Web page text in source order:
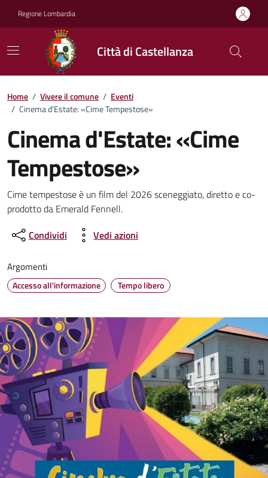
Regione Lombardia
Città di Castellanza
Home / Vivere il comune / Eventi
/ Cinema d'Estate: «Cime Tempestose»
Cinema d'Estate: «Cime
Tempestose»
Dettagli della notizia
Cime tempestose è un film del 2026 sceneggiato, diretto e co-
prodotto da Emerald Fennell.
Condividi
Vedi azioni
Argomenti
Accesso all'informazione Tempo libero